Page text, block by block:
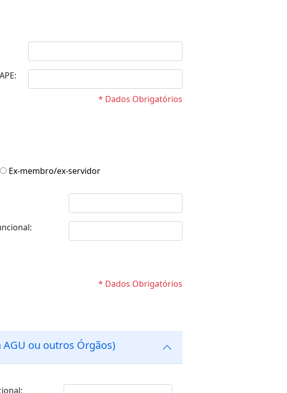
* Dados Obrigatórios
Ex-membro/ex-servidor
* Dados Obrigatórios
ou outros Órgãos)